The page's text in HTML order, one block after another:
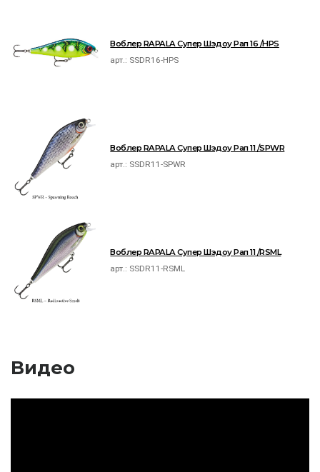
Воблер RAPALA Супер Шэдоу Рап 16 /HPS
арт.: SSDR16-HPS
Воблер RAPALA Супер Шэдоу Рап 11 /SPWR
арт.: SSDR11-SPWR
Воблер RAPALA Супер Шэдоу Рап 11 /RSML
арт.: SSDR11-RSML
Видео